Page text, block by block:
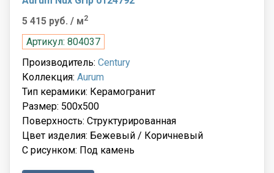
5 415 руб. / м2
Артикул: 804037
Производитель: Century
Коллекция: Aurum
Тип керамики: Керамогранит
Размер: 500x500
Поверхность: Структурированная
Цвет изделия: Бежевый / Коричневый
С рисунком: Под камень